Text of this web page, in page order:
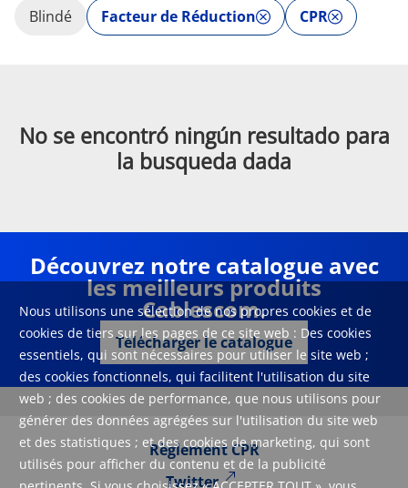
Nous utilisons une sélection de nos propres cookies et de
cookies de tiers sur les pages de ce site web : Des cookies
essentiels, qui sont nécessaires pour utiliser le site web ;
des cookies fonctionnels, qui facilitent l'utilisation du site
web ; des cookies de performance, que nous utilisons pour
générer des données agrégées sur l'utilisation du site web
et des statistiques ; et des cookies de marketing, qui sont
utilisés pour afficher du contenu et de la publicité
Blindé Facteur de Réduction CPR
No se encontró ningún resultado para
la busqueda dada
Découvrez notre catalogue avec
les meilleurs produits
Cablescom.
Télécharger le catalogue
Règlement CPR
Twitter